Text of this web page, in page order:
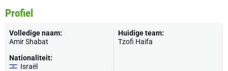
Profiel
Volledige naam:
Amir Shabat
Nationaliteit:
Israël
Huidige team:
Tzofi Haifa